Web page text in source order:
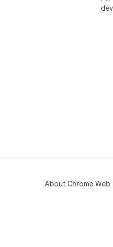
About Chrome Web